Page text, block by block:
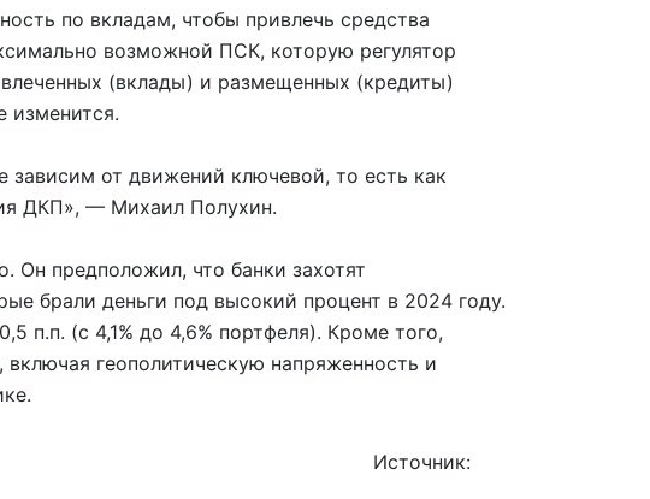
по вкладам, чтобы привлечь средства
возможной ПСК, которую регулятор
(вклады) и размещенных (кредиты)
изменится.
от движений ключевой, то есть как
ДКП», — Михаил Полухин.
Он предположил, что банки захотят
брали деньги под высокий процент в 2024 году.
п.п. (с 4,1% до 4,6% портфеля). Кроме того,
геополитическую напряженность и
Источник: